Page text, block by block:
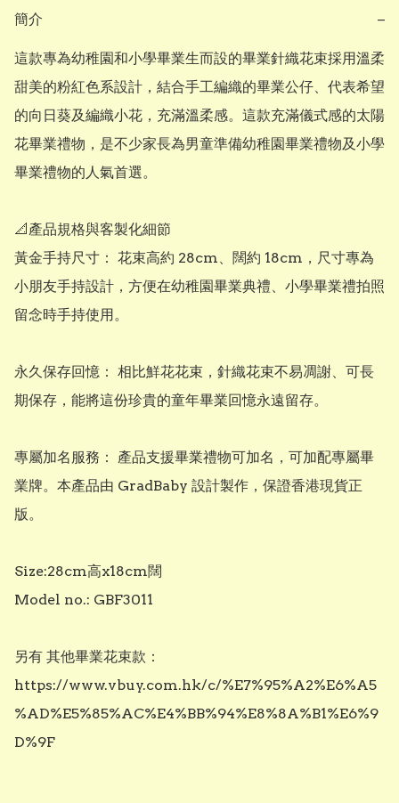
簡介 −
這款專為幼稚園和小學畢業生而設的畢業針織花束採用溫柔
甜美的粉紅色系設計，結合手工編織的畢業公仔、代表希望
的向日葵及編織小花，充滿溫柔感。這款充滿儀式感的太陽
花畢業禮物，是不少家長為男童準備幼稚園畢業禮物及小學
畢業禮物的人氣首選。
​📐產品規格與客製化細節
​黃金手持尺寸： 花束高約 28cm、闊約 18cm，尺寸專為
小朋友手持設計，方便在幼稚園畢業典禮、小學畢業禮拍照
留念時手持使用。
​永久保存回憶： 相比鮮花花束，針織花束不易凋謝、可長
期保存，能將這份珍貴的童年畢業回憶永遠留存。
​專屬加名服務： 產品支援畢業禮物可加名，可加配專屬畢
業牌。本產品由 GradBaby 設計製作，保證香港現貨正
版。
Size:28cm高x18cm闊
Model no.: GBF3011
另有 其他畢業花束款：
https://www.vbuy.com.hk/c/%E7%95%A2%E6%A5
%AD%E5%85%AC%E4%BB%94%E8%8A%B1%E6%9
D%9F